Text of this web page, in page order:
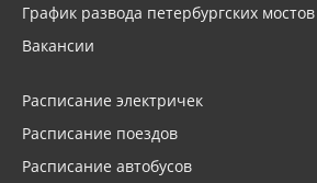
График развода петербургских мостов
Вакансии
Расписание электричек
Расписание поездов
Расписание автобусов